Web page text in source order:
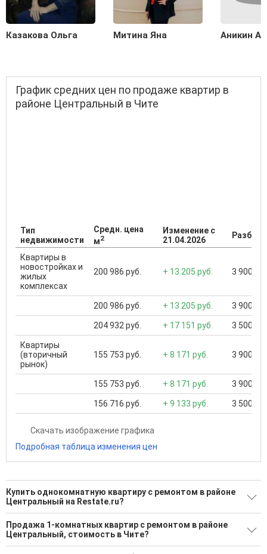
Казакова Ольга Митина Яна Аникин
График средних цен по продаже квартир в
районе Центральный в Чите
Тип
недвижимости
Средн. цена
м2
Изменение с
21.04.2026
Квартиры в
новостройках и
жилых
комплексах
200 986 руб. + 13 205 руб. 3 900
200 986 руб. + 13 205 руб. 3 900
204 932 руб. + 17 151 руб. 3 500
Квартиры
(вторичный
рынок)
155 753 руб. + 8 171 руб. 3 900
155 753 руб. + 8 171 руб. 3 900
156 716 руб. + 9 133 руб. 3 500
Скачать изображение графика
Подробная таблица изменения цен
Купить однокомнатную квартиру с ремонтом в районе
Центральный на Restate.ru?
Поможем Купить однокомнатную квартиру с ремонтом в
районе Центральный?
Воспользуйтесь нашим поиском по новостройкам, для
Продажа 1-комнатных квартир с ремонтом в районе
Центральный, стоимость в Чите?